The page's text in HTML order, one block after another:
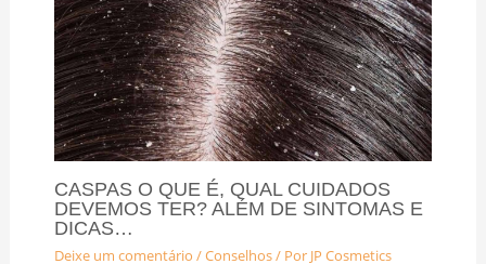
CASPAS O QUE É, QUAL CUIDADOS
DEVEMOS TER? ALÉM DE SINTOMAS E
DICAS…
Deixe um comentário /Conselhos/ Por JP Cosmetics